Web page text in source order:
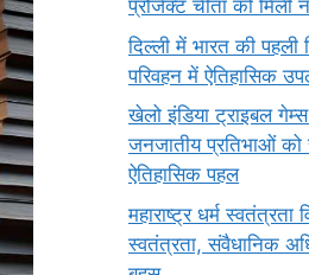
प्रोजेक्ट चीता को मिली
दिल्ली में भारत की पहली
परिवहन में ऐतिहासिक
खेलो इंडिया ट्राइबल
जनजातीय प्रतिभाओं को
ऐतिहासिक पहल
महाराष्ट्र धर्म
स्वतंत्रता, संवैधानिक